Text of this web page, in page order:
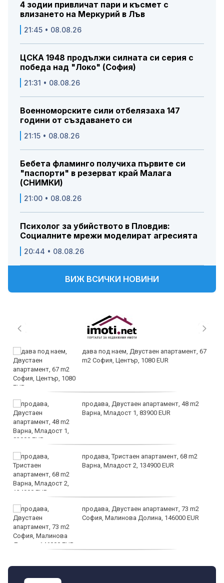
4 зодии привличат пари и късмет с
влизането на Меркурий в Лъв
21:45 • 08.08.26
ЦСКА 1948 продължи силната си серия с
победа над "Локо" (София)
21:31 • 08.08.26
Военноморските сили отбелязаха 147
години от създаването си
21:15 • 08.08.26
Бебета фламинго получиха първите си
"паспорти" в резерват край Малага
(СНИМКИ)
21:00 • 08.08.26
Психолог за убийството в Пловдив:
Социалните мрежи моделират агресията
20:44 • 08.08.26
ВИЖ ВСИЧКИ НОВИНИ
дава под наем, Двустаен апартамент, 67
m2 София, Център, 1080 EUR
продава, Двустаен апартамент, 48 m2
Варна, Младост 1, 83900 EUR
продава, Тристаен апартамент, 68 m2
Варна, Младост 2, 134900 EUR
продава, Двустаен апартамент, 73 m2
София, Малинова Долина, 146000 EUR